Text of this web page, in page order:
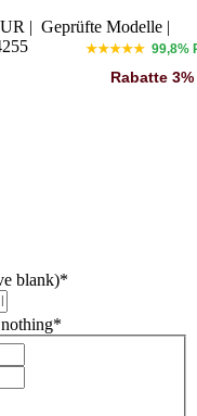
| Geprüfte Modelle |
★★★★★ 99,8%
Rabatte 3%
blank)*